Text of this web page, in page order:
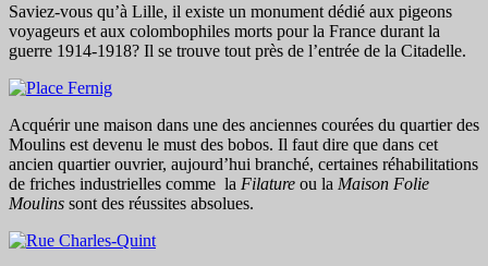
Saviez-vous qu’à Lille, il existe un monument dédié aux pigeons
voyageurs et aux colombophiles morts pour la France durant la
guerre 1914-1918? Il se trouve tout près de l’entrée de la Citadelle.
Acquérir une maison dans une des anciennes courées du quartier des
Moulins est devenu le must des bobos. Il faut dire que dans cet
ancien quartier ouvrier, aujourd’hui branché, certaines réhabilitations
de friches industrielles comme la Filature ou la Maison Folie
Moulins sont des réussites absolues.